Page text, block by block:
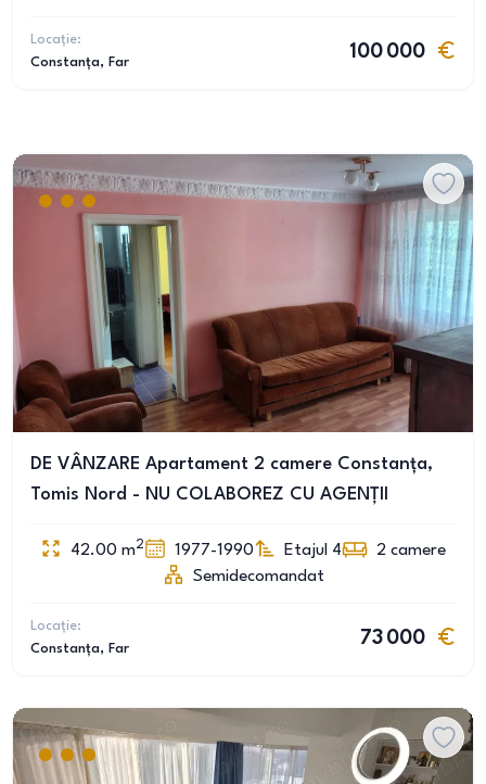
Locație:
Constanța, Far
100 000
DE VÂNZARE Apartament 2 camere Constanța,
Tomis Nord - NU COLABOREZ CU AGENȚII
42.00 m2 1977-1990 Etajul 4 2 camere
Semidecomandat
Locație:
Constanța, Far
73 000